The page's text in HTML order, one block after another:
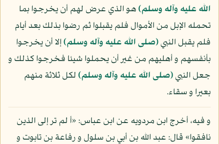
الله عليه وآله وسلم)هو الذي عرض لهم أن يخرجوا بما
تحمله الإبل من الأموال فلم يقبلوا ثم رضوا بذلك بعد أيام
فلم يقبل النبي(صلى الله عليه وآله وسلم)إلا أن يخرجوا
بأنفسهم و أهليهم من غير أن يحملوا شيئا فخرجوا كذلك و
جعل النبي(صلى الله عليه وآله وسلم)لكل ثلاثة منهم
بعيرا و سقاء.
و فيه، أخرج ابن مردويه عن ابن عباس: «أ لم تر إلى الذين
نافقوا» قال: عبد الله بن أبي بن سلول و رفاعة بن تابوت و